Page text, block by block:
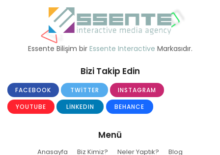
Essente Bilişim bir Essente Interactive Markasıdır.
Bizi Takip Edin
FACEBOOK TWITTER
INSTAGRAM
YOUTUBE
LINKEDIN BEHANCE
Menü
Anasayfa Biz Kimiz? Neler Yaptık? Blog